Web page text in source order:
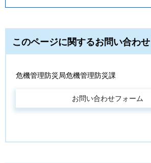
このページに関するお問い合わせ
危機管理防災局危機管理防災課